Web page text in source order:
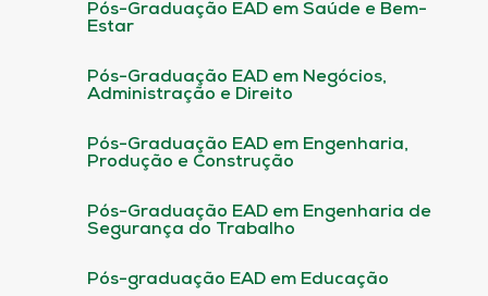
Pós-Graduação EAD em Saúde e Bem-
Estar
Pós-Graduação EAD em Negócios,
Administração e Direito
Pós-Graduação EAD em Engenharia,
Produção e Construção
Pós-Graduação EAD em Engenharia de
Segurança do Trabalho
Pós-graduação EAD em Educação